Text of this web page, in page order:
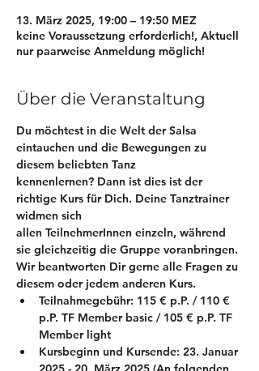
13. März 2025, 19:00 – 19:50 MEZ
keine Voraussetzung erforderlich!, Aktuell
nur paarweise Anmeldung möglich!
Über die Veranstaltung
Du möchtest in die Welt der Salsa
eintauchen und die Bewegungen zu
diesem beliebten Tanz
kennenlernen? Dann ist dies ist der
richtige Kurs für Dich. Deine Tanztrainer
widmen sich
allen TeilnehmerInnen einzeln, während
sie gleichzeitig die Gruppe voranbringen.
Wir beantworten Dir gerne alle Fragen zu
diesem oder jedem anderen Kurs.
Teilnahmegebühr: 115 € p.P. / 110 €
p.P. TF Member basic / 105 € p.P. TF
Member light
Kursbeginn und Kursende: 23. Januar